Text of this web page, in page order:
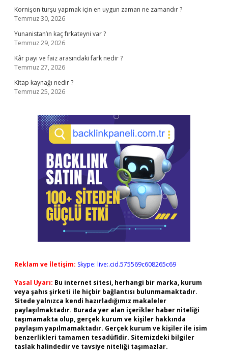
Kornişon turşu yapmak için en uygun zaman ne zamandır ?
Temmuz 30, 2026
Yunanistan’ın kaç fırkateyni var ?
Temmuz 29, 2026
Kâr payı ve faiz arasındaki fark nedir ?
Temmuz 27, 2026
Kitap kaynağı nedir ?
Temmuz 25, 2026
Reklam ve İletişim: Skype: live:.cid.575569c608265c69
Yasal Uyarı: Bu internet sitesi, herhangi bir marka, kurum
veya şahıs şirketi ile hiçbir bağlantısı bulunmamaktadır.
Sitede yalnızca kendi hazırladığımız makaleler
paylaşılmaktadır. Burada yer alan içerikler haber niteliği
taşımamakta olup, gerçek kurum ve kişiler hakkında
paylaşım yapılmamaktadır. Gerçek kurum ve kişiler ile isim
benzerlikleri tamamen tesadüfidir. Sitemizdeki bilgiler
taslak halindedir ve tavsiye niteliği taşımazlar.